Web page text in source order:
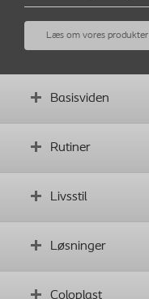
Læs om vores produkter
Basisviden
Hvad er en stomi?
Rutiner
Skab gode rutiner
Livsstil
Hverdagen med en stomi
Løsninger
Find det rigtige produkt
Coloplast